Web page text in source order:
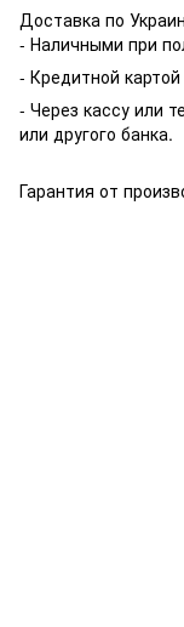
Доставка по
- Наличными при
- Кредитной
- Через кассу или
или другого банка.
Гарантия от